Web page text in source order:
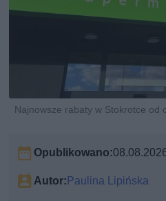
Najnowsze rabaty w Stokrotce od
Opublikowano:
Autor:Paulina Lipińska